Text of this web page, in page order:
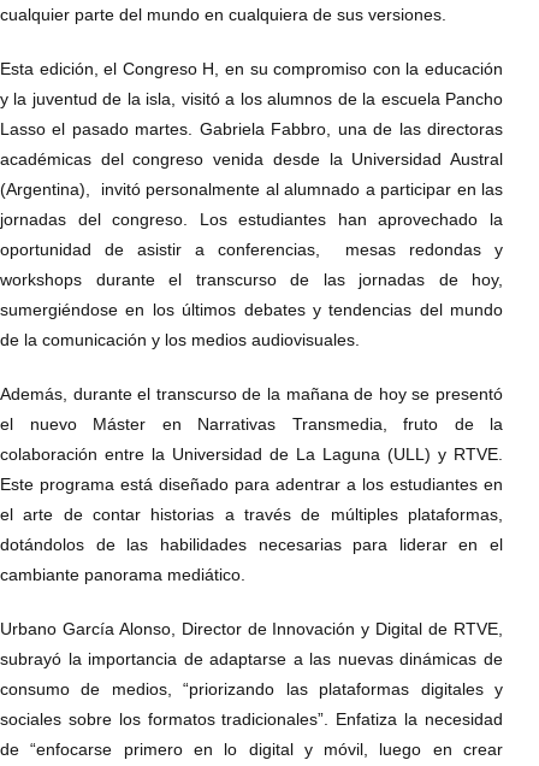
cualquier parte del mundo en cualquiera de sus versiones.
Esta edición, el Congreso H, en su compromiso con la educación
y la juventud de la isla, visitó a los alumnos de la escuela Pancho
Lasso el pasado martes. Gabriela Fabbro, una de las directoras
académicas del congreso venida desde la Universidad Austral
(Argentina), invitó personalmente al alumnado a participar en las
jornadas del congreso. Los estudiantes han aprovechado la
oportunidad de asistir a conferencias, mesas redondas y
workshops durante el transcurso de las jornadas de hoy,
sumergiéndose en los últimos debates y tendencias del mundo
de la comunicación y los medios audiovisuales.
Además, durante el transcurso de la mañana de hoy se presentó
el nuevo Máster en Narrativas Transmedia, fruto de la
colaboración entre la Universidad de La Laguna (ULL) y RTVE.
Este programa está diseñado para adentrar a los estudiantes en
el arte de contar historias a través de múltiples plataformas,
dotándolos de las habilidades necesarias para liderar en el
cambiante panorama mediático.
Urbano García Alonso, Director de Innovación y Digital de RTVE,
subrayó la importancia de adaptarse a las nuevas dinámicas de
consumo de medios, “priorizando las plataformas digitales y
sociales sobre los formatos tradicionales”. Enfatiza la necesidad
de “enfocarse primero en lo digital y móvil, luego en crear